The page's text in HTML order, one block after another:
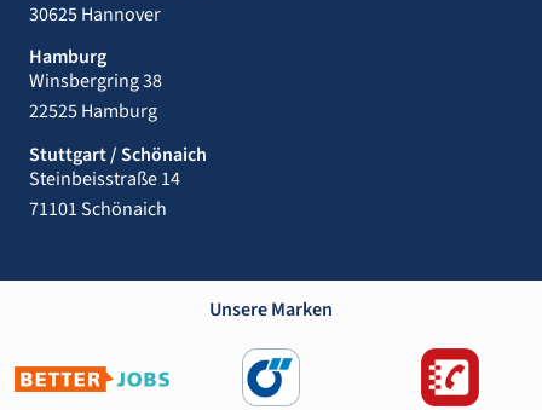
30625 Hannover
Hamburg
Winsbergring 38
22525 Hamburg
Stuttgart / Schönaich
Steinbeisstraße 14
71101 Schönaich
Unsere Marken